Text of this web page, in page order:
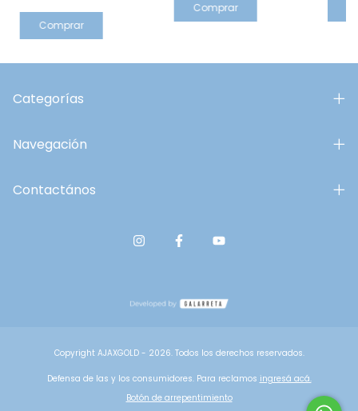
Comprar
Comprar
Categorías
Navegación
Contactános
Copyright AJAXGOLD - 2026. Todos los derechos reservados.
Defensa de las y los consumidores. Para reclamos ingresá acá.
Botón de arrepentimiento